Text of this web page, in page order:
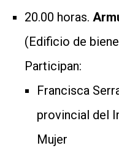
20.00 horas.
(Edificio de
Participan:
Francisca
provincial del
Mujer